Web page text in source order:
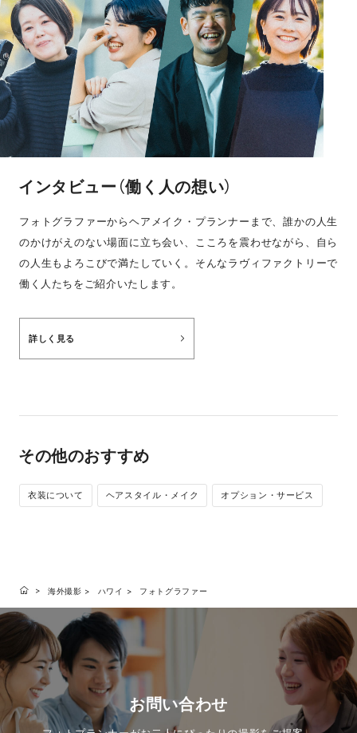
インタビュー（働く人の想い）
フォトグラファーからヘアメイク・プランナーまで、誰かの人生
のかけがえのない場面に立ち会い、こころを震わせながら、自ら
の人生もよろこびで満たしていく。そんなラヴィファクトリーで
働く人たちをご紹介いたします。
詳しく見る
その他のおすすめ
衣装について ヘアスタイル・メイク オプション・サービス
海外撮影 ハワイ フォトグラファー
お問い合わせ